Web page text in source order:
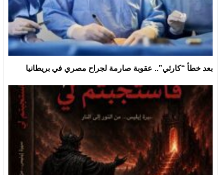
بعد خطأ “كارثي”.. عقوبة صارمة لجراح مصري في بريطانيا